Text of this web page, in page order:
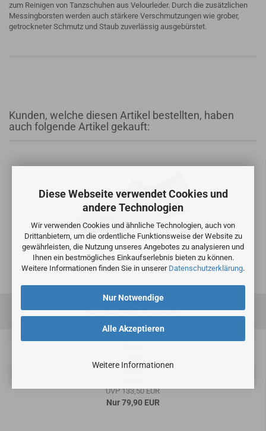
Diese Webseite verwendet Cookies und
andere Technologien
Wir verwenden Cookies und ähnliche Technologien, auch von
Drittanbietern, um die ordentliche Funktionsweise der Website zu
gewährleisten, die Nutzung unseres Angebotes zu analysieren und
Ihnen ein bestmögliches Einkaufserlebnis bieten zu können.
Weitere Informationen finden Sie in unserer Datenschutzerklärung.
Alle Akzeptieren
Nur Notwendige
Weitere Informationen
zum Reinigen von Tanzschuhen aus Velourleder. Durch die zusätzlichen
Messingborsten werden auch stärkere Verschmutzungen wie grober,
getrockneter Schmutz und Staub zuverlässig ausgebürstet.
Kunden, welche diesen Artikel bestellten, haben
auch folgende Artikel gekauft:
Diamant Tanzschuhe-Modell 123-425-641
Material
navy blau Textil/ Velourleder
Weite
breit
Sohle
UVP 133,50 EUR
Nur 79,90 EUR